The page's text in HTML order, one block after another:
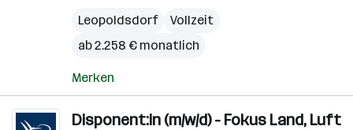
Leopoldsdorf
Vollzeit
ab 2.258 € monatlich
Merken
Disponent:in (m/w/d) - Fokus Land, Luft